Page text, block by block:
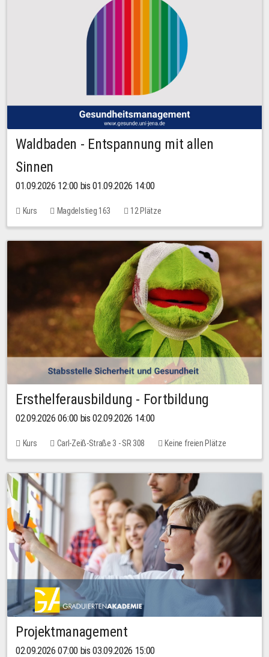
Waldbaden - Entspannung mit allen
Sinnen
01.09.2026 12:00 bis 01.09.2026 14:00
Kurs Magdelstieg 163 12 Plätze
Ersthelferausbildung - Fortbildung
02.09.2026 06:00 bis 02.09.2026 14:00
Kurs Carl-Zeiß-Straße 3 - SR 308 Keine freien Plätze
Projektmanagement
02.09.2026 07:00 bis 03.09.2026 15:00